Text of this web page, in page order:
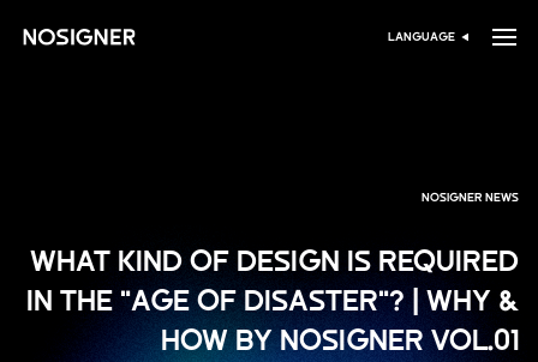
ہوم زبان منتخب کریں
LANGUAGE
NOSIGNER NEWS
WHAT KIND OF DESIGN IS REQUIRED
IN THE "AGE OF DISASTER"? | WHY &
HOW BY NOSIGNER VOL.01